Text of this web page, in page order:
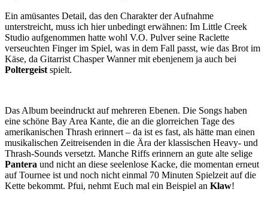
Ein amüsantes Detail, das den Charakter der Aufnahme
unterstreicht, muss ich hier unbedingt erwähnen: Im Little Creek
Studio aufgenommen hatte wohl V.O. Pulver seine Raclette
verseuchten Finger im Spiel, was in dem Fall passt, wie das Brot im
Käse, da Gitarrist Chasper Wanner mit ebenjenem ja auch bei
Poltergeist spielt.
Das Album beeindruckt auf mehreren Ebenen. Die Songs haben
eine schöne Bay Area Kante, die an die glorreichen Tage des
amerikanischen Thrash erinnert – da ist es fast, als hätte man einen
musikalischen Zeitreisenden in die Ära der klassischen Heavy- und
Thrash-Sounds versetzt. Manche Riffs erinnern an gute alte selige
Pantera und nicht an diese seelenlose Kacke, die momentan erneut
auf Tournee ist und noch nicht einmal 70 Minuten Spielzeit auf die
Kette bekommt. Pfui, nehmt Euch mal ein Beispiel an Klaw!